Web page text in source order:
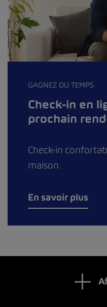
GAGNEZ DU TEMPS
Check-in en
prochain
Check-in
maison.
En savoir plus